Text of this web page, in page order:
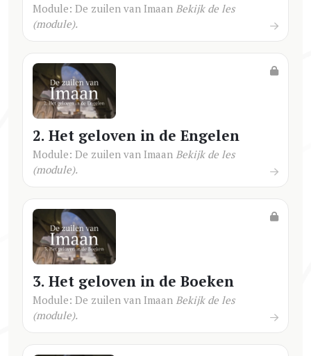
Module: De zuilen van Imaan Bekijk de les
(module).
2. Het geloven in de Engelen
Module: De zuilen van Imaan Bekijk de les
(module).
3. Het geloven in de Boeken
Module: De zuilen van Imaan Bekijk de les
(module).